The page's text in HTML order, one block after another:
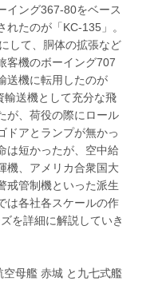
イング367-80をベース
たのが「KC-135」。
して、胴体の拡張など
客機のボーイング707
送機に転用したのが
輸送機として充分な飛
が、荷役の際にロール
ドアとランプが無かっ
は短かったが、空中給
機、アメリカ合衆国大
戒管制機といった派生
は各社各スケールの作
を詳細に解説していき
母艦 赤城 と九七式艦